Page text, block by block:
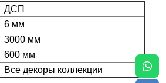
ДСП
6 мм
3000 мм
600 мм
Все декоры коллекции